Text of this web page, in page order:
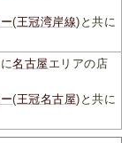
(王冠湾岸線)と共に
名古屋 エリアの店
(王冠名古屋)と共に